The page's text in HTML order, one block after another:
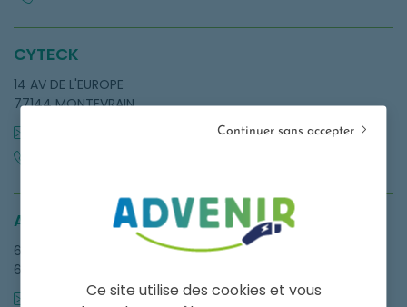
Ce site utilise des cookies et vous
Continuer sans accepter
CYTECK
14 AV DE L'EUROPE
77144 MONTEVRAIN
AZ CONNEX
6 rue augustin gavin
61120 Vimoutiers
contact@az-connex.com